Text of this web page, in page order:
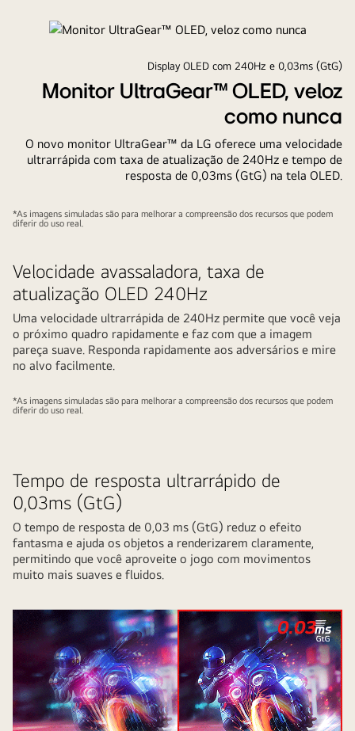
Display OLED com 240Hz e 0,03ms (GtG)
Monitor UltraGear™ OLED, veloz
como nunca
O novo monitor UltraGear™ da LG oferece uma velocidade
ultrarrápida com taxa de atualização de 240Hz e tempo de
resposta de 0,03ms (GtG) na tela OLED.
*As imagens simuladas são para melhorar a compreensão dos recursos que podem
diferir do uso real.
Velocidade avassaladora, taxa de
atualização OLED 240Hz
Uma velocidade ultrarrápida de 240Hz permite que você veja
o próximo quadro rapidamente e faz com que a imagem
pareça suave. Responda rapidamente aos adversários e mire
no alvo facilmente.
*As imagens simuladas são para melhorar a compreensão dos recursos que podem
diferir do uso real.
Tempo de resposta ultrarrápido de
0,03ms (GtG)
O tempo de resposta de 0,03 ms (GtG) reduz o efeito
fantasma e ajuda os objetos a renderizarem claramente,
permitindo que você aproveite o jogo com movimentos
muito mais suaves e fluidos.